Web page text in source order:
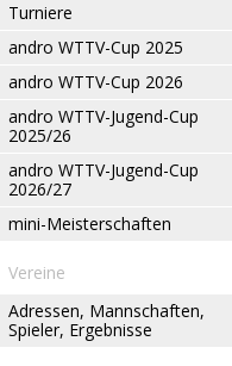
Turniere
andro WTTV-Cup 2025
andro WTTV-Cup 2026
andro WTTV-Jugend-Cup
2025/26
andro WTTV-Jugend-Cup
2026/27
mini-Meisterschaften
Vereine
Adressen, Mannschaften,
Spieler, Ergebnisse